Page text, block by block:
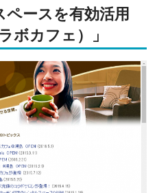
ースを有効活用
ボカフェ）」